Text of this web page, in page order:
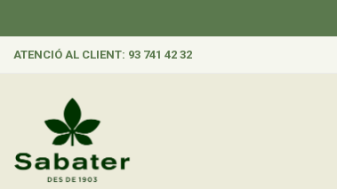
ATENCIÓ AL CLIENT: 93 741 42 32